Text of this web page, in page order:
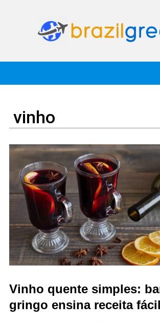
vinho
Vinho quente simples:
gringo ensina receita